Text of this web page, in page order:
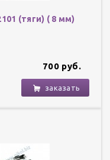
(тяги) ( 8 мм)
700 руб.
заказать